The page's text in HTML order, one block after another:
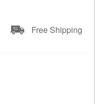
Free Shipping